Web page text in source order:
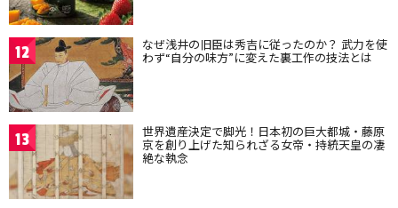
12 なぜ浅井の旧臣は秀吉に従ったのか？ 武力を使
わず“自分の味方”に変えた裏工作の技法とは
13 世界遺産決定で脚光！日本初の巨大都城・藤原
京を創り上げた知られざる女帝・持統天皇の凄
絶な執念